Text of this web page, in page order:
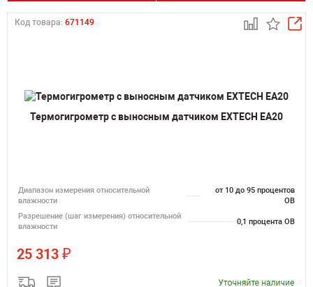
Код товара: 671149
Термогигрометр с выносным датчиком EXTECH EA20
Диапазон измерения относительной
влажности
от 10 до 95 процентов
ОВ
Разрешение (шаг измерения) относительной
влажности
0,1 процента ОВ
25 313 ₽